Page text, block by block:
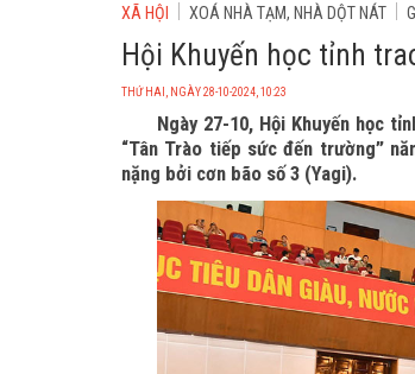
XÃ HỘI
XOÁ NHÀ TẠM, NHÀ DỘT NÁT
Hội Khuyến học tỉnh
THỨ HAI, NGÀY 28-10-2024, 10:23
Ngày 27-10, Hội Khuyến học
“Tân Trào tiếp sức đến trường”
nặng bởi cơn bão số 3 (Yagi).